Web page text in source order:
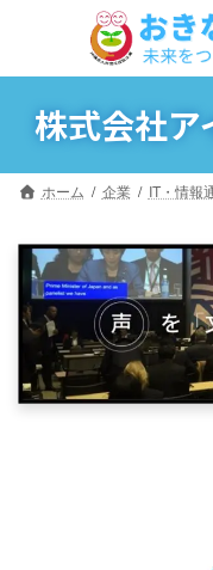
株式会社ア
ホーム 企業 IT・情報